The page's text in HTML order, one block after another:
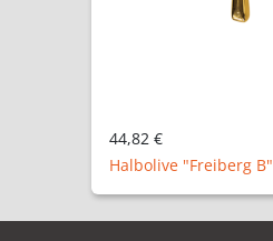
44,82 €
Halbolive "Freiberg B"